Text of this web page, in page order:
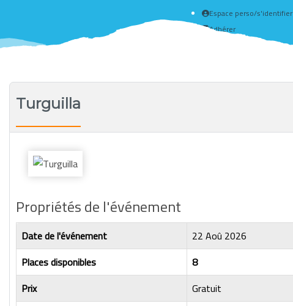
Espace perso/s'identifier
Adhérer
Créer un compte
Turguilla
Propriétés de l'événement
Date de l'événement
22 Aoû 2026
Places disponibles
8
Prix
Gratuit